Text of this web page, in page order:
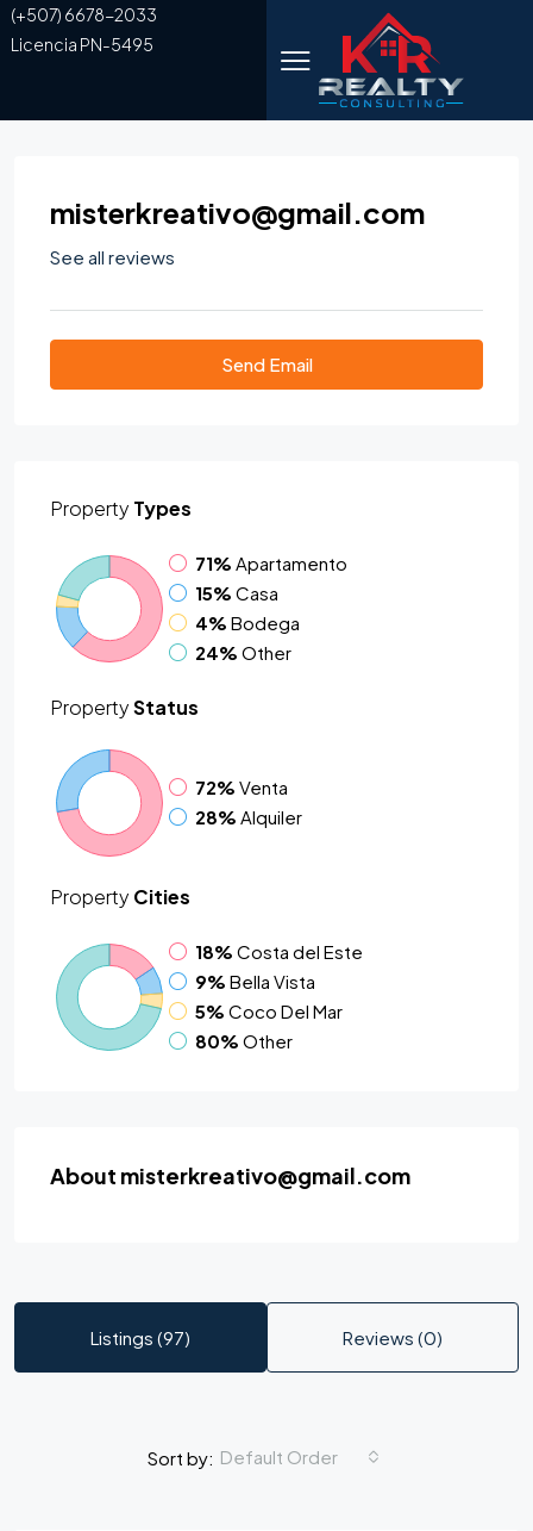
(+507) 6678-2033
Licencia PN-5495
misterkreativo@gmail.com
See all reviews
Send Email
Property Types
71% Apartamento
15% Casa
4% Bodega
24% Other
PropertyStatus
72% Venta
28% Alquiler
Property Cities
18% Costa del Este
9% Bella Vista
5% Coco Del Mar
80% Other
About misterkreativo@gmail.com
Listings (97) Reviews (0)
Sort by: Default Order